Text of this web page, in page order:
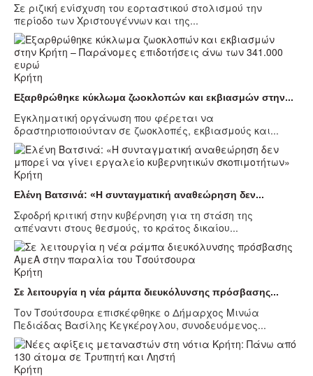
Σε ριζική ενίσχυση του εορταστικού στολισμού την
περίοδο των Χριστουγέννων και της...
Κρήτη
Εξαρθρώθηκε κύκλωμα ζωοκλοπών και εκβιασμών στην...
Εγκληματική οργάνωση που φέρεται να
δραστηριοποιούνταν σε ζωοκλοπές, εκβιασμούς και...
Κρήτη
Ελένη Βατσινά: «Η συνταγματική αναθεώρηση δεν...
Σφοδρή κριτική στην κυβέρνηση για τη στάση της
απέναντι στους θεσμούς, το κράτος δικαίου...
Κρήτη
Σε λειτουργία η νέα ράμπα διευκόλυνσης πρόσβασης...
Τον Τσούτσουρα επισκέφθηκε ο Δήμαρχος Μινώα
Πεδιάδας Βασίλης Κεγκέρογλου, συνοδευόμενος...
Κρήτη